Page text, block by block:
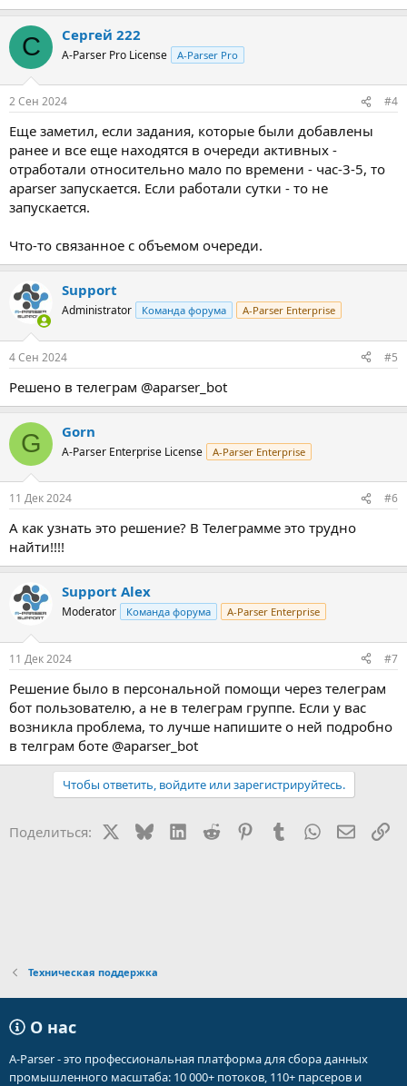
С Сергей 222
A-Parser Pro License A-Parser Pro
2 Сен 2024 #4
Еще заметил, если задания, которые были добавлены
ранее и все еще находятся в очереди активных -
отработали относительно мало по времени - час-3-5, то
aparser запускается. Если работали сутки - то не
запускается.
Что-то связанное с объемом очереди.
Support
Administrator Команда форума A-Parser Enterprise
4 Сен 2024 #5
Решено в телеграм @aparser_bot
G Gorn
A-Parser Enterprise License A-Parser Enterprise
11 Дек 2024 #6
А как узнать это решение? В Телеграмме это трудно
найти!!!!
Support Alex
Moderator Команда форума A-Parser Enterprise
11 Дек 2024 #7
Решение было в персональной помощи через телеграм
бот пользователю, а не в телеграм группе. Если у вас
возникла проблема, то лучше напишите о ней подробно
в телграм боте @aparser_bot
Чтобы ответить, войдите или зарегистрируйтесь.
Поделиться: BlueskyLinkedIn
Reddit PinterestTumblr WhatsApp
Техническая поддержка
О нас
A-Parser - это профессиональная платформа для сбора данных
промышленного масштаба: 10 000+ потоков, 110+ парсеров и